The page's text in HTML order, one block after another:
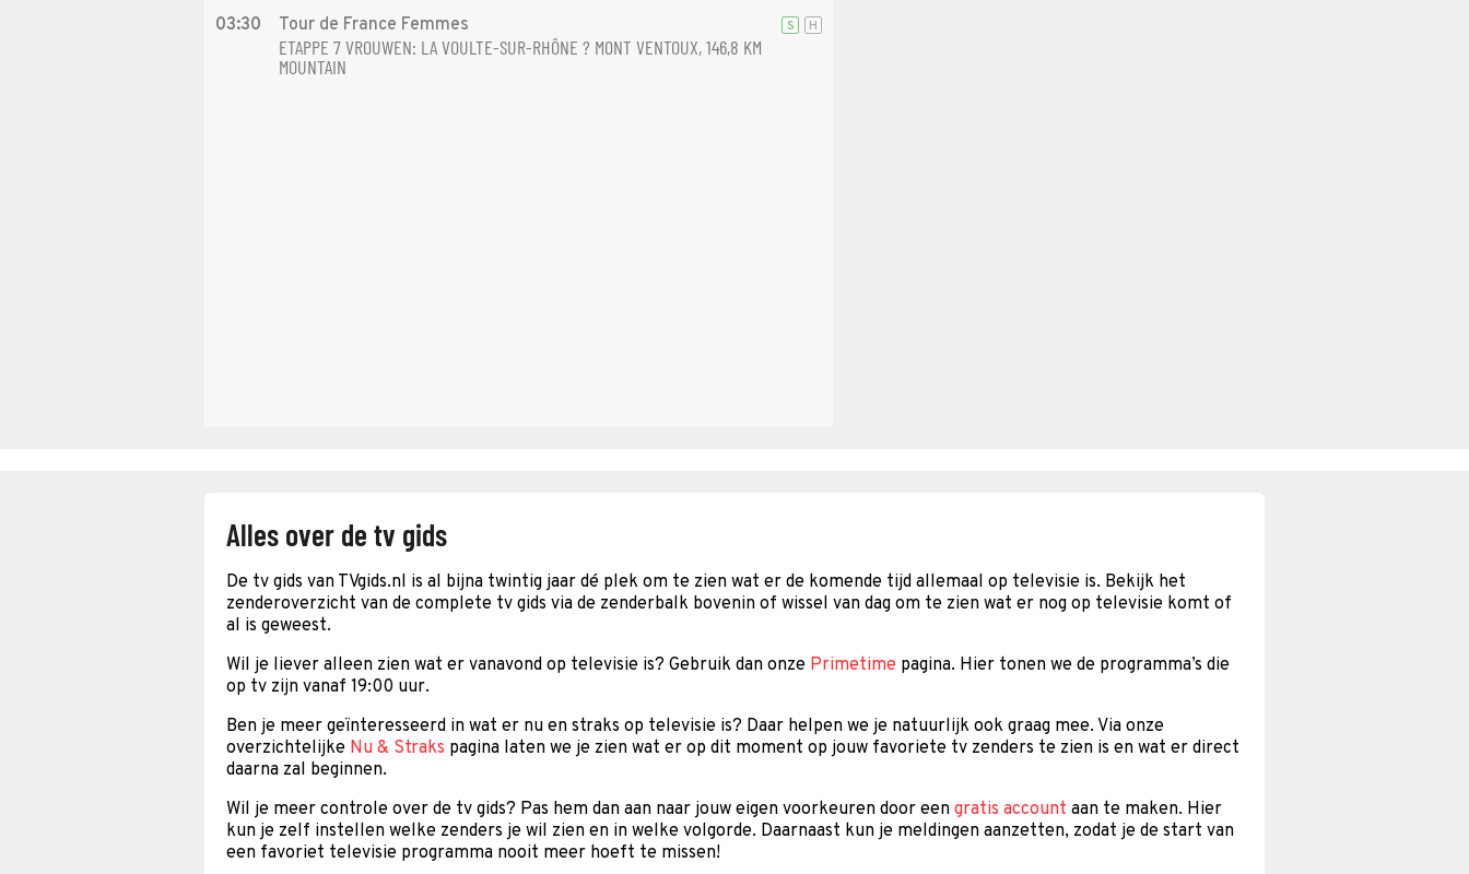
03:30 Tour de France Femmes
ETAPPE 7 VROUWEN: LA VOULTE-SUR-RHÔNE ? MONT VENTOUX, 146,8 KM
MOUNTAIN
S H
Alles over de tv gids
De tv gids van TVgids.nl is al bijna twintig jaar dé plek om te zien wat er de komende tijd allemaal op televisie is. Bekijk het
zenderoverzicht van de complete tv gids via de zenderbalk bovenin of wissel van dag om te zien wat er nog op televisie komt of
al is geweest.
Wil je liever alleen zien wat er vanavond op televisie is? Gebruik dan onze Primetime pagina. Hier tonen we de programma’s die
op tv zijn vanaf 19:00 uur.
Ben je meer geïnteresseerd in wat er nu en straks op televisie is? Daar helpen we je natuurlijk ook graag mee. Via onze
overzichtelijke Nu & Straks pagina laten we je zien wat er op dit moment op jouw favoriete tv zenders te zien is en wat er direct
daarna zal beginnen.
Wil je meer controle over de tv gids? Pas hem dan aan naar jouw eigen voorkeuren door een gratis account aan te maken. Hier
kun je zelf instellen welke zenders je wil zien en in welke volgorde. Daarnaast kun je meldingen aanzetten, zodat je de start van
een favoriet televisie programma nooit meer hoeft te missen!